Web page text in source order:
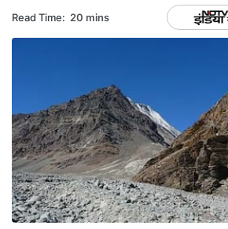
Read Time: 20 mins